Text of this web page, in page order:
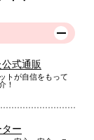
式通販
トが自信をもって
！
ー